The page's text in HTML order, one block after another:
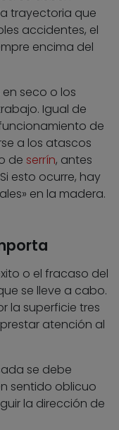
trayectoria que
accidentes, el
encima del
seco o los
Igual de
de
a los atascos
de serrín, antes
esto ocurre, hay
en la madera.
o el fracaso del
se lleve a cabo.
la superficie tres
atención al
se debe
sentido oblicuo
la dirección de